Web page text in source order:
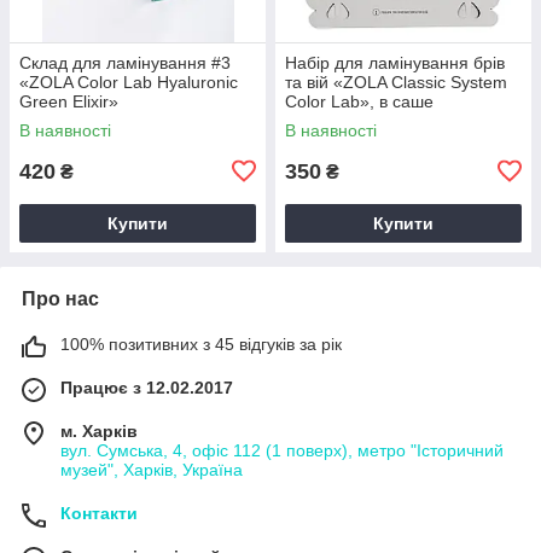
Склад для ламінування #3
«ZOLA Color Lab Hyaluronic
Green Elixir»
В наявності
420 ₴
Купити
Набір для ламінування брів
та вій «ZOLA Classic System
Color Lab», в саше
В наявності
350 ₴
Купити
Про нас
100% позитивних з 45 відгуків за рік
Працює з 12.02.2017
м. Харків
вул. Сумська, 4, офіс 112 (1 поверх), метро "Історичний
музей", Харків, Україна
Контакти